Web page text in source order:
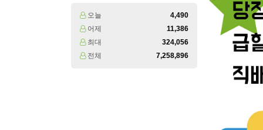
오늘
4,490
어제
11,386
최대
324,056
전체
7,258,896